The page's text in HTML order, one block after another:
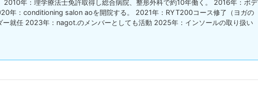
年：理学療法士免許取得し総合病院、整形外科で約10年働く。 2016年：ボデ
年：conditioning salon aoを開院する。 2021年：RYT200コース修了（ヨガの
就任 2023年：nagot.のメンバーとしても活動 2025年：インソールの取り扱い